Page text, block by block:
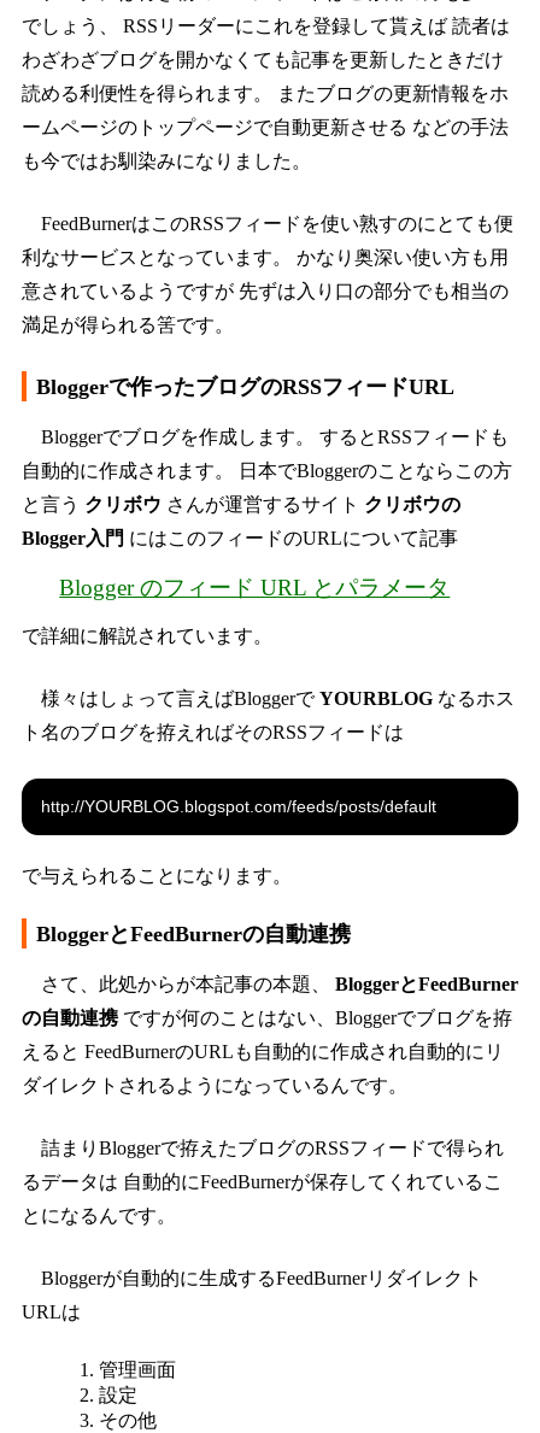
でしょう、 RSSリーダーにこれを登録して貰えば 読者は
わざわざブログを開かなくても記事を更新したときだけ
読める利便性を得られます。 またブログの更新情報をホ
ームページのトップページで自動更新させる などの手法
も今ではお馴染みになりました。
FeedBurnerはこのRSSフィードを使い熟すのにとても便
利なサービスとなっています。 かなり奥深い使い方も用
意されているようですが 先ずは入り口の部分でも相当の
満足が得られる筈です。
Bloggerで作ったブログのRSSフィードURL
Bloggerでブログを作成します。 するとRSSフィードも
自動的に作成されます。 日本でBloggerのことならこの方
と言う クリボウ さんが運営するサイト クリボウの
Blogger入門 にはこのフィードのURLについて記事
Blogger のフィード URL とパラメータ
で詳細に解説されています。
様々はしょって言えばBloggerでYOURBLOGなるホス
ト名のブログを拵えればそのRSSフィードは
http://YOURBLOG.blogspot.com/feeds/posts/default
で与えられることになります。
BloggerとFeedBurnerの自動連携
さて、此処からが本記事の本題、 BloggerとFeedBurner
の自動連携ですが何のことはない、Bloggerでブログを拵
えると FeedBurnerのURLも自動的に作成され自動的にリ
ダイレクトされるようになっているんです。
詰まりBloggerで拵えたブログのRSSフィードで得られ
るデータは 自動的にFeedBurnerが保存してくれているこ
とになるんです。
Bloggerが自動的に生成するFeedBurnerリダイレクト
URLは
管理画面
設定
その他